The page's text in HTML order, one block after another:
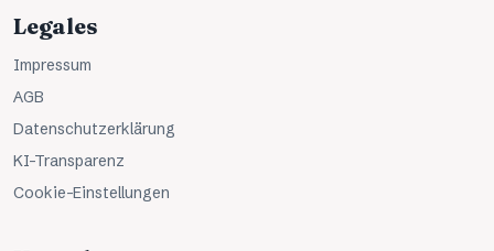
Legales
Impressum
AGB
Datenschutzerklärung
KI-Transparenz
Cookie-Einstellungen